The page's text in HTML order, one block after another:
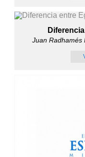
Juan Radhamés